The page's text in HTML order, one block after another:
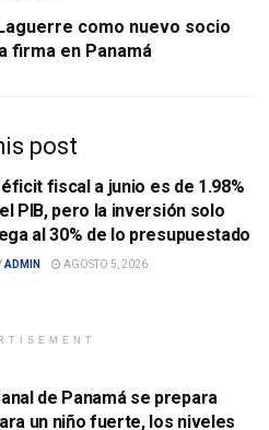
como nuevo socio
firma en Panamá
post
fiscal a junio es de 1.98%
PIB, pero la inversión solo
llega al 30% de lo presupuestado
ADMIN AGOSTO 5, 2026
de Panamá se prepara
un niño fuerte, los niveles